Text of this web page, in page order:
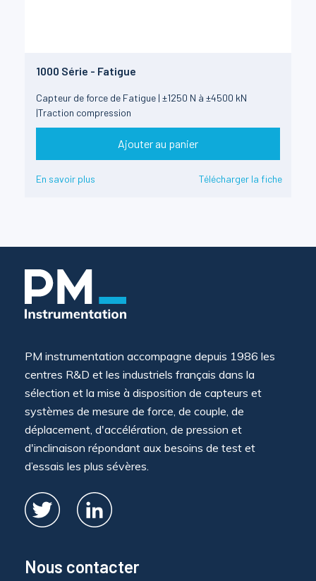
1000 Série - Fatigue
Capteur de force de Fatigue | ±1250 N à ±4500 kN
|Traction compression
Ajouter au panier
En savoir plus Télécharger la fiche
PM instrumentation accompagne depuis 1986 les
centres R&D et les industriels français dans la
sélection et la mise à disposition de capteurs et
systèmes de mesure de force, de couple, de
déplacement, d'accélération, de pression et
d'inclinaison répondant aux besoins de test et
d’essais les plus sévères.
Nous contacter